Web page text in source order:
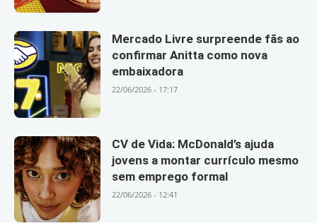
Mercado Livre surpreende fãs ao
confirmar Anitta como nova
embaixadora
22/06/2026 - 17:17
CV de Vida: McDonald’s ajuda
jovens a montar currículo mesmo
sem emprego formal
22/06/2026 - 12:41